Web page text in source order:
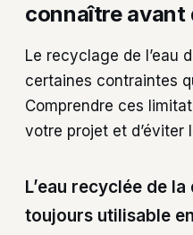
connaître avant
Le recyclage de l’eau
certaines contraintes
Comprendre ces
votre projet et d’éviter
L’eau recyclée de
toujours utilisable